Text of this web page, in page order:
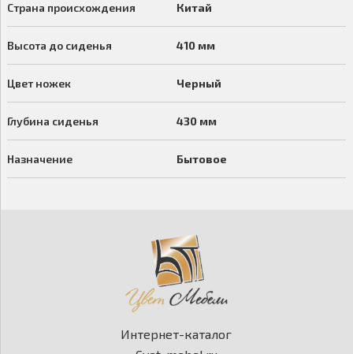
Страна происхождения Китай
Высота до сиденья 410 мм
Цвет ножек Черный
Глубина сиденья 430 мм
Назначение Бытовое
Интернет-каталог